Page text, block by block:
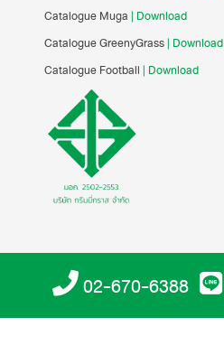
02-670-6388
Catalogue Muga | Download
Catalogue GreenyGrass| Download
Catalogue Football | Download